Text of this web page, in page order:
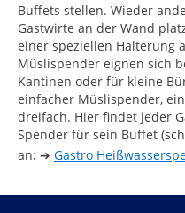
Buffets stellen. Wieder
Gastwirte an der Wand
einer speziellen Halterung
Müslispender eignen sich
Kantinen oder für kleine
einfacher Müslispender,
dreifach. Hier findet jeder
Spender für sein Buffet
an: ➔ Gastro